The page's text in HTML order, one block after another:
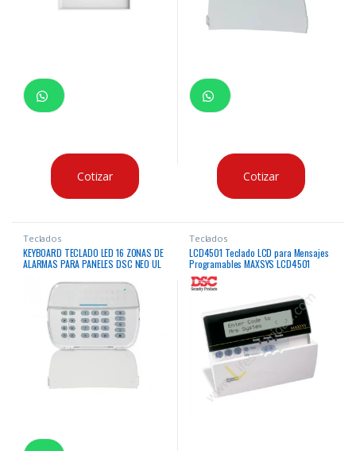
Cotizar Cotizar
Teclados
KEYBOARD TECLADO LED 16 ZONAS DE
ALARMAS PARA PANELES DSC NEO UL
Teclados
LCD4501 Teclado LCD para Mensajes
Programables MAXSYS LCD4501